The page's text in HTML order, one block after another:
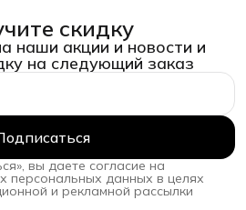
скидку
наши акции и новости и
на следующий заказ
вы даете согласие на
персональных данных в целях
и рекламной рассылки